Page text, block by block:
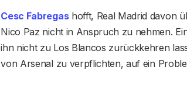
Cesc Fabregashofft, Real Madrid davon
Nico Paz nicht in Anspruch zu nehmen.
ihn nicht zu Los Blancos zurückkehren
von Arsenal zu verpflichten, auf ein